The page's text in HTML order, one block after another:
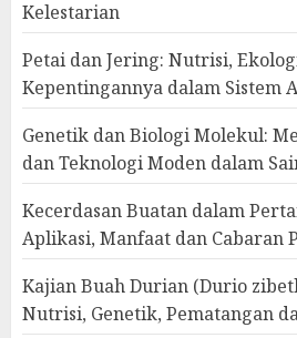
Kelestarian
Petai dan Jering: Nutrisi,
Kepentingannya dalam Sistem
Genetik dan Biologi Molekul:
dan Teknologi Moden dalam
Kecerdasan Buatan dalam
Aplikasi, Manfaat dan Cabaran
Kajian Buah Durian (Durio
Nutrisi, Genetik, Pematangan